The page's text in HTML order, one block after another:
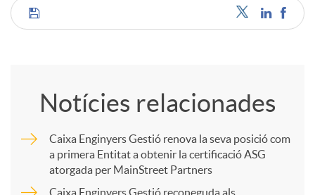
C
m
Notícies relacionades
Caixa Enginyers Gestió renova la seva posició com
a primera Entitat a obtenir la certificació ASG
atorgada per MainStreet Partners
Caixa Enginyers Gestió reconeguda als